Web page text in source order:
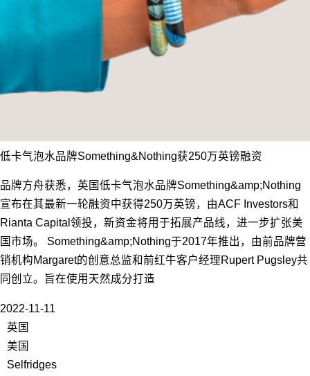
低卡气泡水品牌Something&Nothing获250万英镑融资
品牌方舟获悉，英国低卡气泡水品牌Something&amp;Nothing
宣布在其最新一轮融资中获得250万英镑，由ACF Investors和
Rianta Capital领投，新资金将用于拓展产品线，进一步扩张美
国市场。 Something&amp;Nothing于2017年推出，由前品牌营
销机构Margaret的创意总监和前红牛客户经理Rupert Pugsley共
同创立。旨在使用天然成分打造
2022-11-11
英国
美国
Selfridges